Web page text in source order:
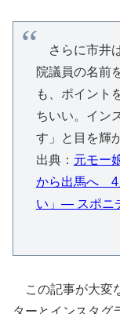
さらに市井
院議員の名前
も、ポイント
ちいい。イン
す」と目を輝
出典： 元モー
から出馬へ 4
い」― スポニ
この記事が大変
ターとインスタグ